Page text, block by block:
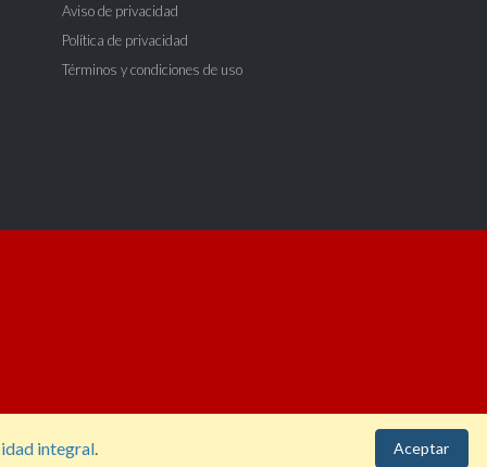
Aviso de privacidad
Política de privacidad
Términos y condiciones de uso
integral. Aceptar